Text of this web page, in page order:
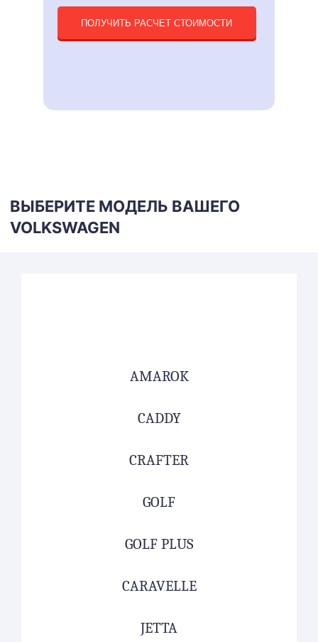
ПОЛУЧИТЬ РАСЧЕТ СТОИМОСТИ
ВЫБЕРИТЕ МОДЕЛЬ ВАШЕГО
VOLKSWAGEN
AMAROK
CADDY
CRAFTER
GOLF
GOLF PLUS
CARAVELLE
JETTA